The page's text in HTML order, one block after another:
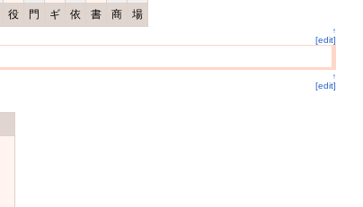
役 門 ギ 依 書 商 場
↑
[edit]
↑
[edit]